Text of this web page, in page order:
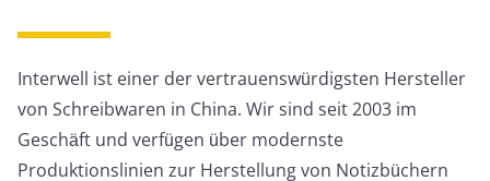
Interwell ist einer der vertrauenswürdigsten Hersteller
von Schreibwaren in China. Wir sind seit 2003 im
Geschäft und verfügen über modernste
Produktionslinien zur Herstellung von Notizbüchern